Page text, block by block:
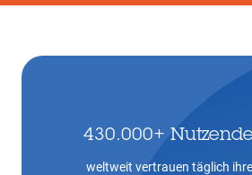
before
430.000+
weltweit vertrauen täglich